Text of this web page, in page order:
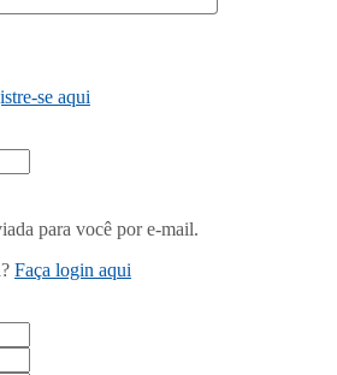
se aqui
para você por e-mail.
Faça login aqui